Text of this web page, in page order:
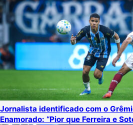
Jornalista identificado com o
Enamorado: “Pior que Ferreira e